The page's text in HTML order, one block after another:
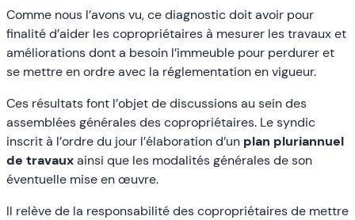
Comme nous l’avons vu, ce diagnostic doit avoir pour
finalité d’aider les copropriétaires à mesurer les travaux et
améliorations dont a besoin l’immeuble pour perdurer et
se mettre en ordre avec la réglementation en vigueur.
Ces résultats font l’objet de discussions au sein des
assemblées générales des copropriétaires. Le syndic
inscrit à l’ordre du jour l’élaboration d’un plan pluriannuel
de travauxainsi que les modalités générales de son
éventuelle mise en œuvre.
Il relève de la responsabilité des copropriétaires de mettre